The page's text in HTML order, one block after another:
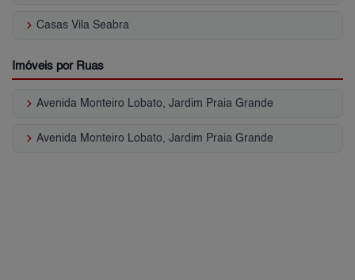
keyboard_arrow_right Casas Vila Seabra
Imóveis por Ruas
keyboard_arrow_right Avenida Monteiro Lobato, Jardim Praia Grande
keyboard_arrow_right Avenida Monteiro Lobato, Jardim Praia Grande